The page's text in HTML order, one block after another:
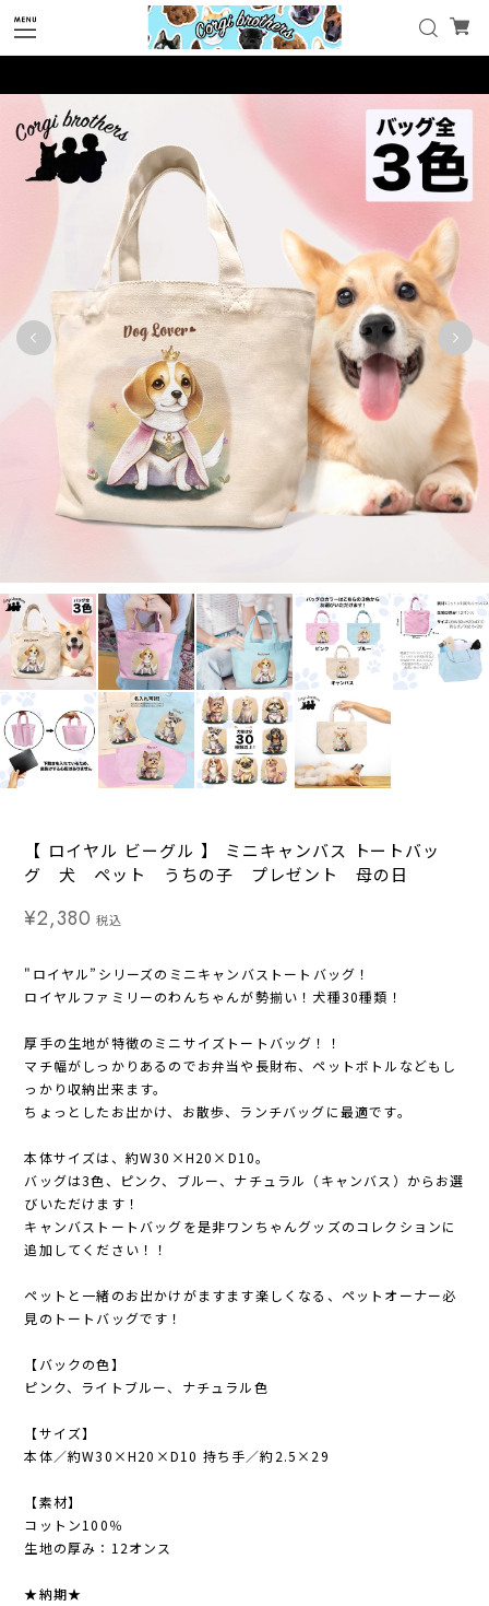
【 ロイヤル ビーグル 】 ミニキャンバス トートバッ
グ 犬 ペット うちの子 プレゼント 母の日
¥2,380 税込
"ロイヤル”シリーズのミニキャンバストートバッグ！
ロイヤルファミリーのわんちゃんが勢揃い！犬種30種類！
厚手の生地が特徴のミニサイズトートバッグ！！
マチ幅がしっかりあるのでお弁当や長財布、ペットボトルなどもし
っかり収納出来ます。
ちょっとしたお出かけ、お散歩、ランチバッグに最適です。
本体サイズは、約W30×H20×D10。
バッグは3色、ピンク、ブルー、ナチュラル（キャンバス）からお選
びいただけます！
キャンバストートバッグを是非ワンちゃんグッズのコレクションに
追加してください！！
ペットと一緒のお出かけがますます楽しくなる、ペットオーナー必
見のトートバッグです！
【バックの色】
ピンク、ライトブルー、ナチュラル色
【サイズ】
本体／約W30×H20×D10 持ち手／約2.5×29
【素材】
コットン100％
生地の厚み：12オンス
★納期★